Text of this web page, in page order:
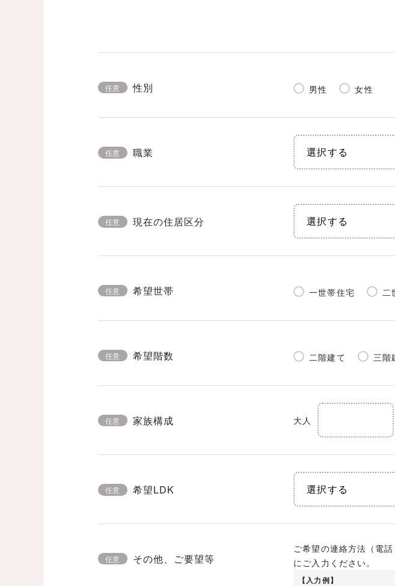
任意 性別 男性 女性
任意 職業
任意 現在の住居区分
任意 希望世帯 一世帯住宅 二
任意 希望階数 二階建て 三階
任意 家族構成 大人
任意 希望LDK
任意 その他、ご要望等
ご希望の連絡方法（電
にご入力ください。
【入力例】